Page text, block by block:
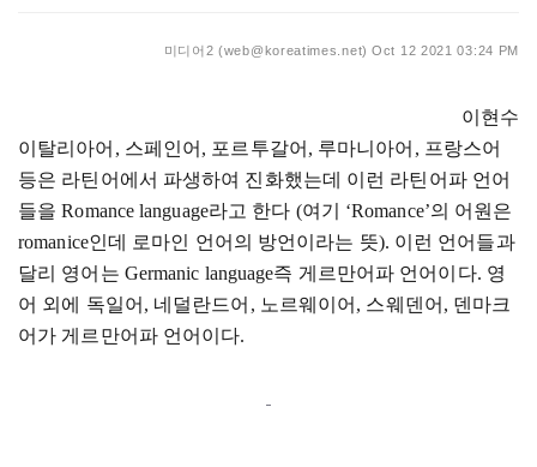
미디어2 (web@koreatimes.net) Oct 12 2021 03:24 PM
이현수
이탈리아어 , 스페인어, 포르투갈어, 루마니아어, 프랑스어
등은 라틴어에서 파생하여 진화했는데 이런 라틴어파 언어
들을 Romance language라고 한다 (여기 ‘Romance’의 어원은
romanice인데 로마인 언어의 방언이라는 뜻). 이런 언어들과
달리 영어는 Germanic language즉 게르만어파 언어이다. 영
어 외에 독일어, 네덜란드어, 노르웨이어, 스웨덴어, 덴마크
어가 게르만어파 언어이다.